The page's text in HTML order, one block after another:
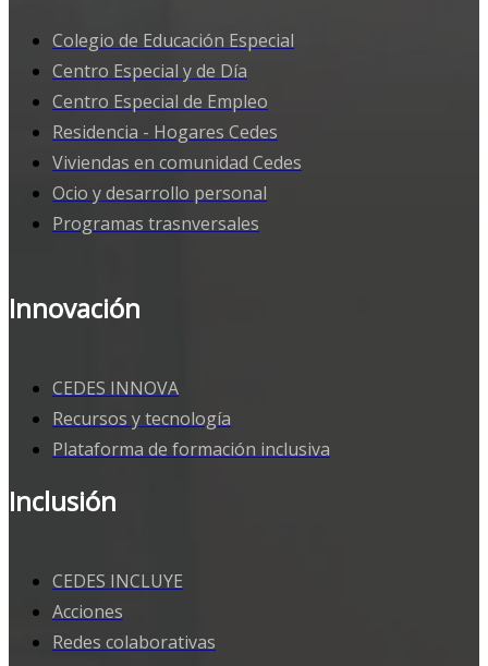
Colegio de Educación Especial
Centro Especial y de Día
Centro Especial de Empleo
Residencia - Hogares Cedes
Viviendas en comunidad Cedes
Ocio y desarrollo personal
Programas trasnversales
Innovación
CEDES INNOVA
Recursos y tecnología
Plataforma de formación inclusiva
Inclusión
CEDES INCLUYE
Acciones
Redes colaborativas